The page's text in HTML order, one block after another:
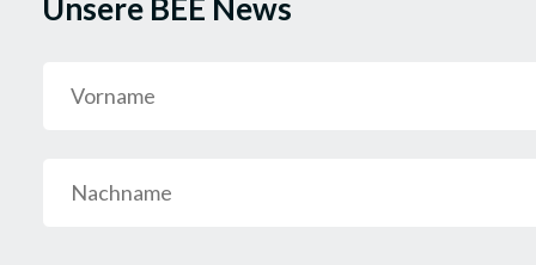
Unsere BEE News